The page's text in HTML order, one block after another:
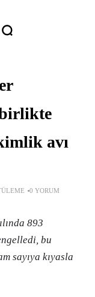
avı
0 YORUM
893
bu
sayıya kıyasla